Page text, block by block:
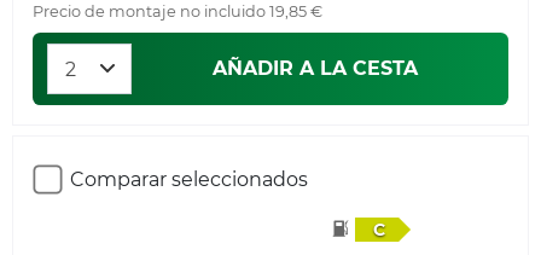
Precio de montaje no incluido 19,85 €
AÑADIR A LA CESTA
Comparar seleccionados
C